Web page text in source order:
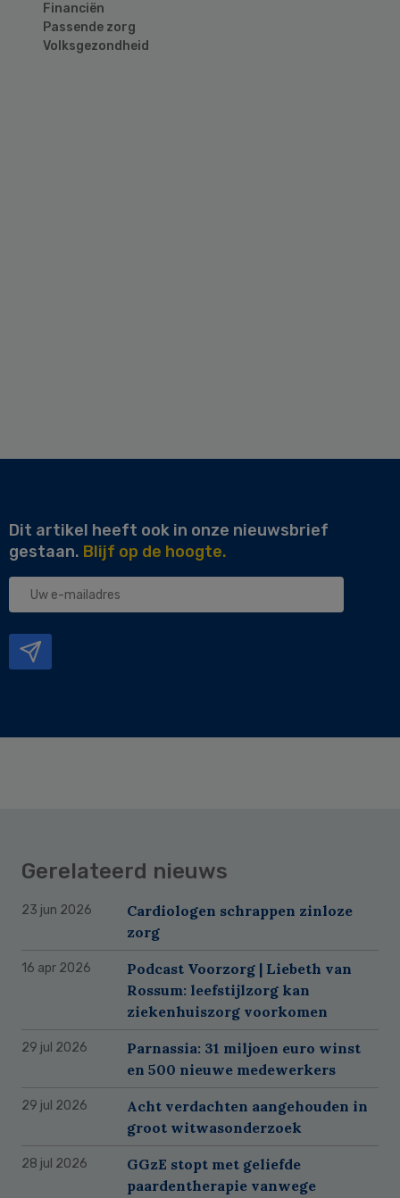
Financiën
Passende zorg
Volksgezondheid
Dit artikel heeft ook in onze nieuwsbrief
gestaan. Blijf op de hoogte.
Uw
Gerelateerd nieuws
23 jun 2026
Cardiologen schrappen zinloze
zorg
16 apr 2026
Podcast Voorzorg | Liebeth van
Rossum: leefstijlzorg kan
ziekenhuiszorg voorkomen
29 jul 2026
Parnassia: 31 miljoen euro winst
en 500 nieuwe medewerkers
29 jul 2026
Acht verdachten aangehouden in
groot witwasonderzoek
28 jul 2026
GGzE stopt met geliefde
paardentherapie vanwege